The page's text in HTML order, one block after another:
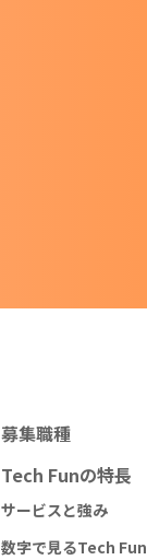
募集職種
Tech Funの特長
サービスと強み
数字で見るTech Fun